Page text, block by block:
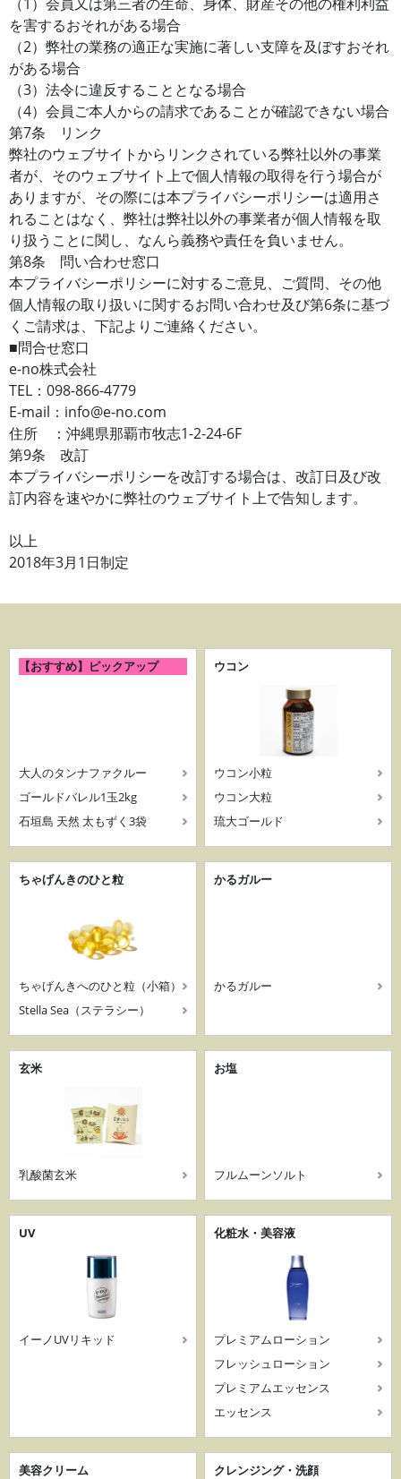
を害するおそれがある場合
（2）弊社の業務の適正な実施に著しい支障を及ぼすおそれ
がある場合
（3）法令に違反することとなる場合
（4）会員ご本人からの請求であることが確認できない場合
第7条 リンク
弊社のウェブサイトからリンクされている弊社以外の事業
者が、そのウェブサイト上で個人情報の取得を行う場合が
ありますが、その際には本プライバシーポリシーは適用さ
れることはなく、弊社は弊社以外の事業者が個人情報を取
り扱うことに関し、なんら義務や責任を負いません。
第8条 問い合わせ窓口
本プライバシーポリシーに対するご意見、ご質問、その他
個人情報の取り扱いに関するお問い合わせ及び第6条に基づ
くご請求は、下記よりご連絡ください。
■問合せ窓口
e-no株式会社
TEL：098-866-4779
E-mail：info@e-no.com
住所 ：沖縄県那覇市牧志1-2-24-6F
第9条 改訂
本プライバシーポリシーを改訂する場合は、改訂日及び改
訂内容を速やかに弊社のウェブサイト上で告知します。
以上
2018年3月1日制定
【おすすめ】ピックアップ
大人のタンナファクルー
ゴールドバレル1玉2kg
石垣島 天然 太もずく3袋
ウコン
ウコン小粒
ウコン大粒
琉大ゴールド
ちゃげんきのひと粒
ちゃげんきへのひと粒（小箱）
Stella Sea（ステラシー）
かるガルー
かるガルー
玄米
乳酸菌玄米
お塩
フルムーンソルト
UV
イーノUVリキッド
化粧水・美容液
プレミアムローション
フレッシュローション
プレミアムエッセンス
エッセンス
美容クリーム クレンジング・洗顔